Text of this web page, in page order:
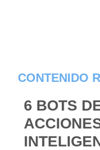
CONTENIDO
6 BOTS